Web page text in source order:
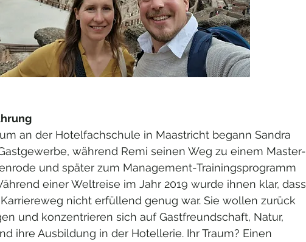
an der Hotelfachschule in Maastricht begann Sandra
während Remi seinen Weg zu einem Master-
und später zum Management-Trainingsprogramm
einer Weltreise im Jahr 2019 wurde ihnen klar, dass
nicht erfüllend genug war. Sie wollen zurück
und konzentrieren sich auf Gastfreundschaft, Natur,
ihre Ausbildung in der Hotellerie. Ihr Traum? Einen